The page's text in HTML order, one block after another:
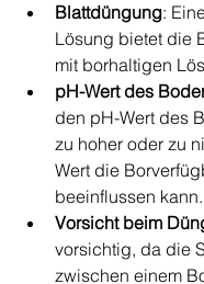
Blattdüngung:
Lösung bietet die
mit borhaltigen
pH-Wert des
den pH-Wert des
zu hoher oder zu
Wert die
beeinflussen kann.
Vorsicht beim
vorsichtig, da die
zwischen einem